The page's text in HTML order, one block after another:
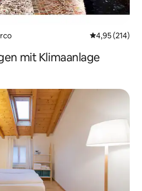
4,95 (214)
mit Klimaanlage